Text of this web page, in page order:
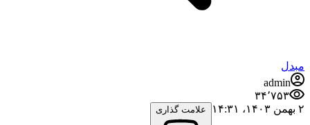
مبدل
admin
۳۴٬۷۵۳
۲ بهمن ۱۴۰۳،‏ ۱۴:۳۱
علامت گذاری